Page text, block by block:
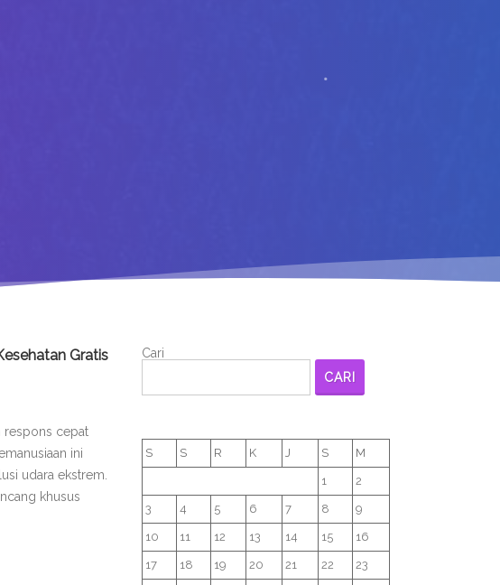
Gratis
respons cepat
ini
udara ekstrem.
khusus
Cari
CARI
S S R K J S M
1 2
3 4 5 6 7 8 9
10 11 12 13 14 15 16
17 18 19 20 21 22 23